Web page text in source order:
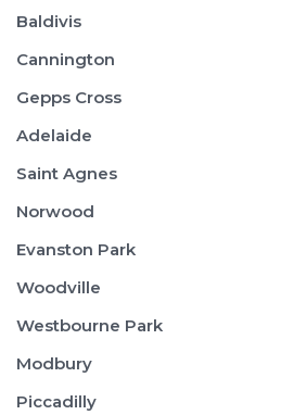
Baldivis
Cannington
Gepps Cross
Adelaide
Saint Agnes
Norwood
Evanston Park
Woodville
Westbourne Park
Modbury
Piccadilly